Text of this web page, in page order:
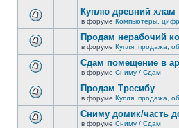
новых
непрочитанных
сообщений.
новых
непрочитанных
сообщений.
новых
непрочитанных
сообщений.
Куплю древний хлам
в форуме Компьютеры,
новых
непрочитанных
сообщений.
Продам нерабочий
в форуме Купля, продажа,
новых
непрочитанных
сообщений.
Сдам помещение в
в форуме Сниму / Сдам
Продам Тресибу
в форуме Купля, продажа,
Сниму домик/часть
в форуме Сниму / Сдам